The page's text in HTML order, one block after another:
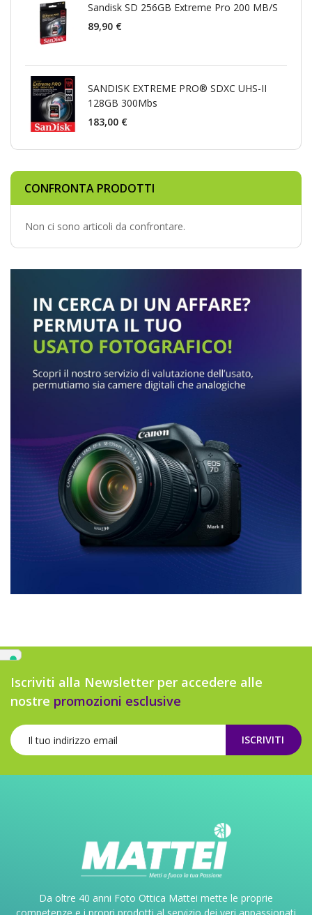
Sandisk SD 256GB Extreme Pro 200 MB/S
89,90 €
SANDISK EXTREME PRO® SDXC UHS-II
128GB 300Mbs
183,00 €
CONFRONTA PRODOTTI
Non ci sono articoli da confrontare.
Iscriviti alla Newsletter per accedere alle
nostre promozioni esclusive
ISCRIVITI
Da oltre 40 anni Foto Ottica Mattei mette le proprie